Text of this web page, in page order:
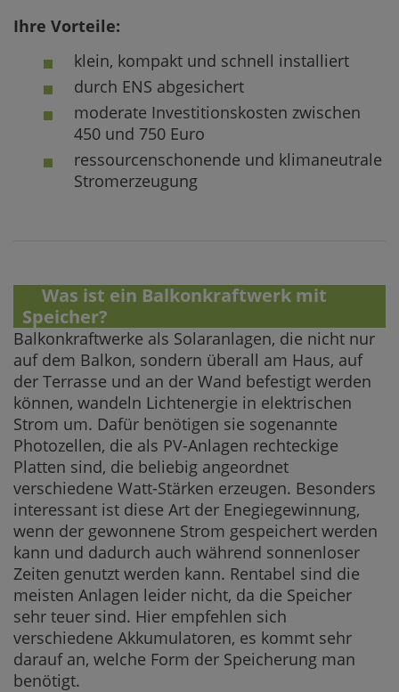
Ihre Vorteile:
klein, kompakt und schnell installiert
durch ENS abgesichert
moderate Investitionskosten zwischen
450 und 750 Euro
ressourcenschonende und klimaneutrale
Stromerzeugung
Was ist ein Balkonkraftwerk mit
Speicher?
Balkonkraftwerke als Solaranlagen, die nicht nur
auf dem Balkon, sondern überall am Haus, auf
der Terrasse und an der Wand befestigt werden
können, wandeln Lichtenergie in elektrischen
Strom um. Dafür benötigen sie sogenannte
Photozellen, die als PV-Anlagen rechteckige
Platten sind, die beliebig angeordnet
verschiedene Watt-Stärken erzeugen. Besonders
interessant ist diese Art der Enegiegewinnung,
wenn der gewonnene Strom gespeichert werden
kann und dadurch auch während sonnenloser
Zeiten genutzt werden kann. Rentabel sind die
meisten Anlagen leider nicht, da die Speicher
sehr teuer sind. Hier empfehlen sich
verschiedene Akkumulatoren, es kommt sehr
darauf an, welche Form der Speicherung man
benötigt.